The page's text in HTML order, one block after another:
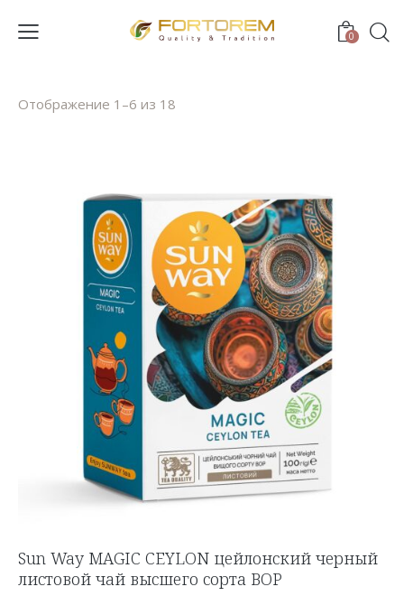
0
Отображение 1–6 из 18
Sun Way MAGIC CEYLON цейлонский черный
листовой чай высшего сорта BOP